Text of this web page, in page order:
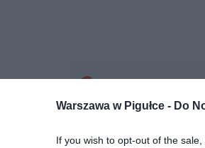
Warszawa w Pigułce - Do
If you wish to opt-out of the
Dodaj nas do